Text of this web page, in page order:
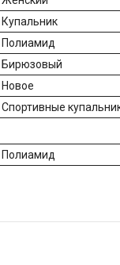
Купальник
Полиамид
Бирюзовый
Новое
Спортивные
Полиамид